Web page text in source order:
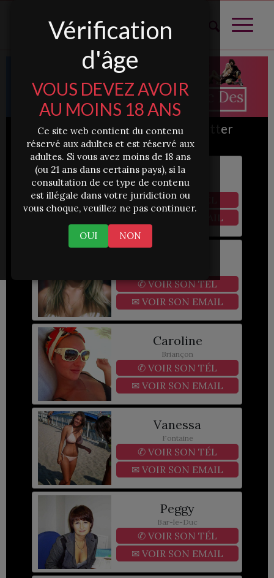
Vérification
d'âge
VOUS DEVEZ AVOIR
AU MOINS 18 ANS
Ce site web contient du contenu
réservé aux adultes et est réservé aux
adultes. Si vous avez moins de 18 ans
(ou 21 ans dans certains pays), si la
consultation de ce type de contenu
est illégale dans votre juridiction ou
vous choque, veuillez ne pas continuer.
OUI NON
Tchatter Avec Des
252252Femmes Veulent Tchatter
Avec Toi !!!
Paula
Sainte-Marie
✆VOIR SON TÉL
✉
VOIR SON EMAIL
✆VOIR SON TÉL
✉ VOIR SON EMAIL
Caroline
Briançon
✆ VOIR SON TÉL
✉ VOIR SON EMAIL
Vanessa
Fontaine
✆ VOIR SON TÉL
✉ VOIR SON EMAIL
Peggy
Bar-le-Duc
✆ VOIR SON TÉL
✉ VOIR SON EMAIL